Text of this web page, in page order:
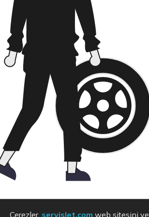
Çerezler, servislet.com web sitesini ve